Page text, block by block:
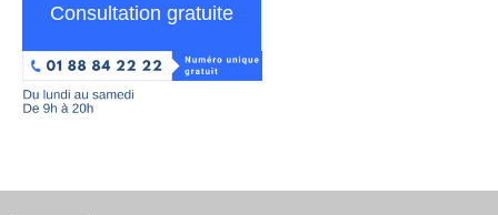
Consultation gratuite